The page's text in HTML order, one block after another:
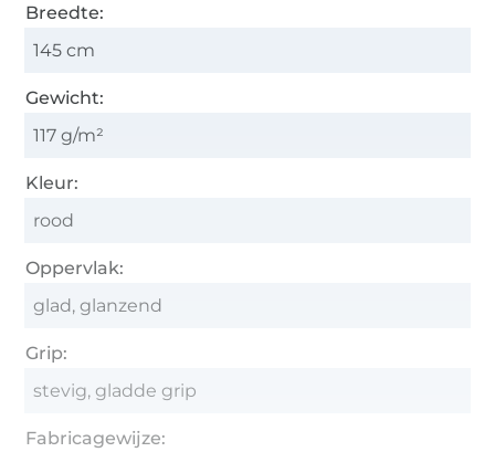
Breedte:
145 cm
Gewicht:
117 g/m²
Kleur:
rood
Oppervlak:
glad, glanzend
Grip:
stevig, gladde grip
Fabricagewijze: